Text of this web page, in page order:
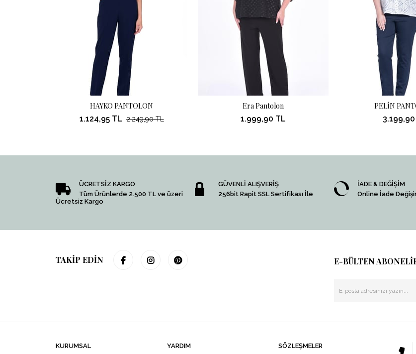
HAYKO PANTOLON
1.124,95 TL 2.249,90 TL
Era Pantolon
1.999,90 TL
PELİN
ÜCRETSİZ KARGO
Tüm Ürünlerde 2.500 TL ve üzeri
Ücretsiz Kargo
GÜVENLİ ALIŞVERİŞ
256bit Rapit SSL Sertifikası İle
İADE & DEĞİŞİM
Online İade
TAKİP EDİN E-BÜLTEN
KURUMSAL YARDIM SÖZLEŞMELER